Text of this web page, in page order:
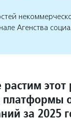
Агенства
платформы
за 2025